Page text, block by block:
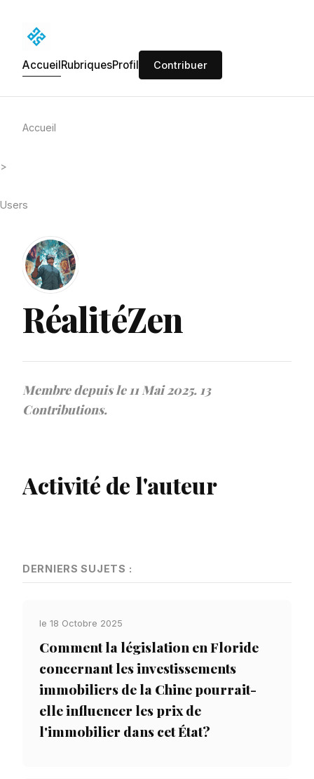
AccueilRubriquesProfil Contribuer
Accueil
>
Users
RéalitéZen
Membre depuis le 11 Mai 2025. 13
Contributions.
Activité de l'auteur
DERNIERS SUJETS :
le 18 Octobre 2025
Comment la législation en Floride
concernant les investissements
immobiliers de la Chine pourrait-
elle influencer les prix de
l'immobilier dans cet État?